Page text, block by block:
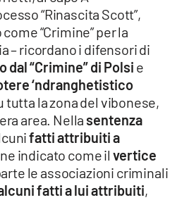
“Rinascita Scott”,
“Crimine” per la
– ricordano i difensori di
“Crimine” di Polsi e
‘ndranghetistico
la zona del vibonese,
area. Nella sentenza
fatti attribuiti a
indicato come il vertice
le associazioni criminali
fatti a lui attribuiti,